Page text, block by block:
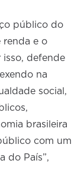
público do
renda e o
isso, defende
na
social,
brasileira
com um
do País”,